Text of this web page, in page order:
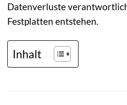
Datenverluste
Festplatten entstehen.
Inhalt